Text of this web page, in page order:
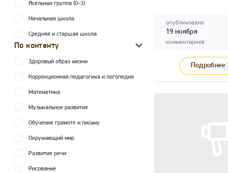
Ясельная группа (0-3)
Начальная школа
Средняя и старшая школа
По контенту
Здоровый образ жизни
Коррекционная педагогика и логопедия
Математика
Музыкальное развитие
Обучение грамоте и письму
Окружающий мир
Развитие речи
Рисование
опубликовано
19 ноября
комментариев
Подробнее